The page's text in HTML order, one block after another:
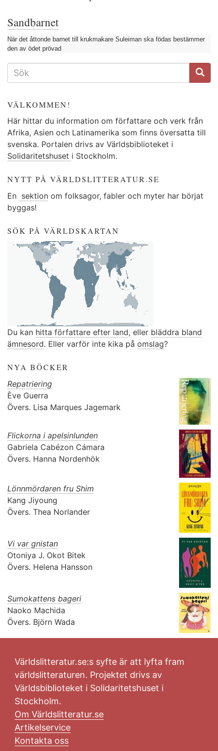
Sandbarnet
När det åttonde barnet till krukmakare Suleiman ska födas bestämmer
den av ödet prövad
SÖKFORMULÄR
VÄLKOMMEN!
Här hittar du information om författare och verk från
Afrika, Asien och Latinamerika som finns översatta till
svenska. Portalen drivs av Världsbiblioteket i
Solidaritetshuset i Stockholm.
NYTT PÅ VÄRLDSLITTERATUR.SE
En sektion om folksagor, fabler och myter har börjat
byggas!
SÖK PÅ VÄRLDSKARTAN
Du kan hitta författare efter land, eller bläddra bland
ämnesord. Eller varför inte kika på omslag?
NYA BÖCKER
Repatriering
Ève Guerra
Övers. Lisa Marques Jagemark
Flickorna i apelsinlunden
Gabriela Cabézon Cámara
Övers. Hanna Nordenhök
Lönnmördaren fru Shim
Kang Jiyoung
Övers. Thea Norlander
Vi var gnistan
Otoniya J. Okot Bitek
Övers. Helena Hansson
Sumokattens bageri
Naoko Machida
Övers. Björn Wada
Världslitteratur.se:s syfte är att lyfta fram
världslitteraturen. Projektet drivs av
Världsbiblioteket i Solidaritetshuset i
Stockholm.
Om Världslitteratur.se
Artikelservice
Kontakta oss